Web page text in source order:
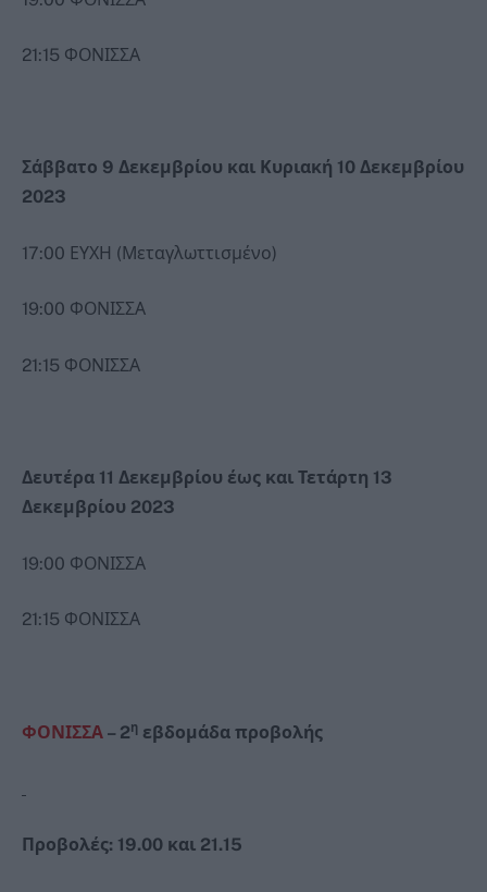
21:15 ΦΟΝΙΣΣΑ
Σάββατο 9 Δεκεμβρίου και Κυριακή 10 Δεκεμβρίου
2023
17:00 ΕΥΧΗ (Μεταγλωττισμένο)
19:00 ΦΟΝΙΣΣΑ
21:15 ΦΟΝΙΣΣΑ
Δευτέρα 11 Δεκεμβρίου έως και Τετάρτη 13
Δεκεμβρίου 2023
19:00 ΦΟΝΙΣΣΑ
21:15 ΦΟΝΙΣΣΑ
ΦΟΝΙΣΣΑ – 2η εβδομάδα προβολής
Προβολές: 19.00 και 21.15